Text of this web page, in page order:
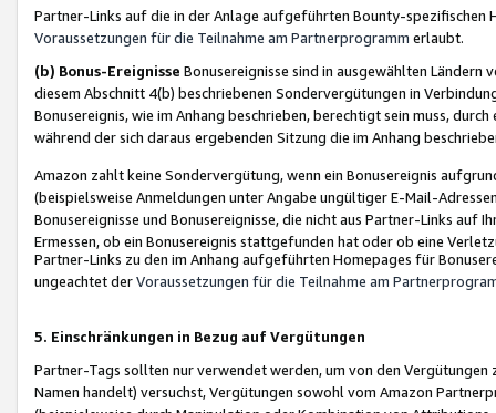
Partner-Links auf die in der Anlage aufgeführten Bounty-spezifischen
Voraussetzungen für die Teilnahme am Partnerprogramm erlaubt.
(b) Bonus-Ereignisse Bonusereignisse sind in ausgewählten Ländern
diesem Abschnitt 4(b) beschriebenen Sondervergütungen in
Bonusereignis, wie im Anhang beschrieben, berechtigt sein muss,
während der sich daraus ergebenden Sitzung die im Anhang
Amazon zahlt keine Sondervergütung, wenn ein Bonusereignis
(beispielsweise Anmeldungen unter Angabe ungültiger E-Mail-
Bonusereignisse und Bonusereignisse, die nicht aus Partner-Links auf
Ermessen, ob ein Bonusereignis stattgefunden hat oder ob eine
Partner-Links zu den im Anhang aufgeführten Homepages für
ungeachtet derVoraussetzungen für die Teilnahme am
5. Einschränkungen in Bezug auf Vergütungen
Partner-Tags sollten nur verwendet werden, um von den
Namen handelt) versuchst, Vergütungen sowohl vom Amazon